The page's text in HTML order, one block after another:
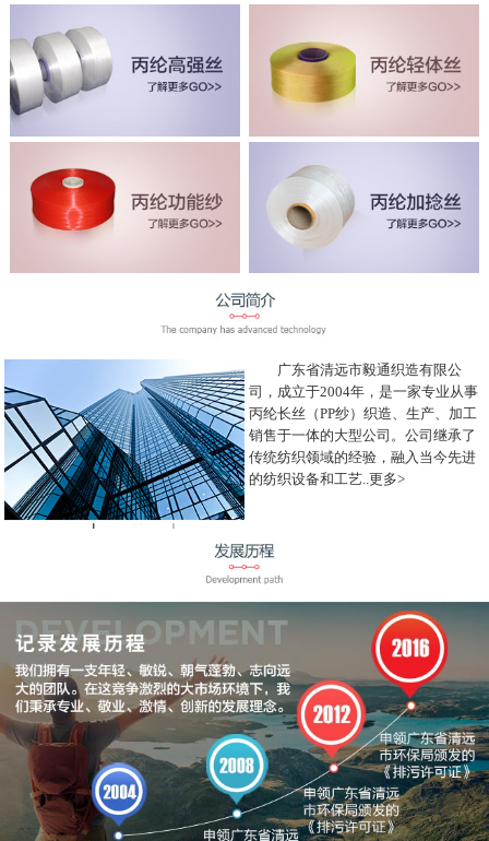
广东省清远市毅通织造有限公
司，成立于2004年，是一家专业从事
丙纶长丝（PP纱）织造、生产、加工
销售于一体的大型公司。公司继承了
传统纺织领域的经验，融入当今先进
的纺织设备和工艺..更多>